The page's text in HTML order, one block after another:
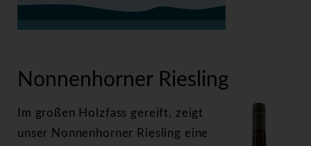
Nonnenhorner Riesling
Im großen Holzfass gereift, zeigt
unser Nonnenhorner Riesling eine